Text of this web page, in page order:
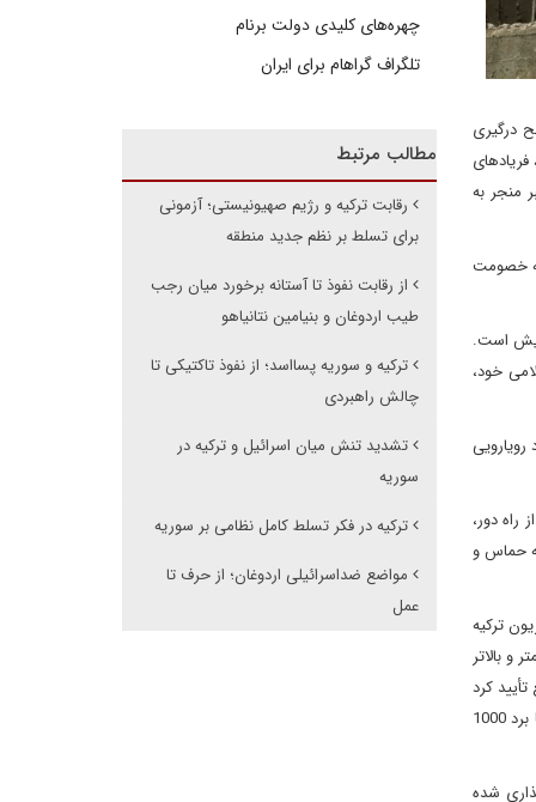
درگیری
منجر به
خصومت
است.
خود،
راه دور،
حماس و
ترکیه
است. به گفته وی «ما تصمیم گرفته ایم انبار موشک های خود را با برد 800 کیلومتر و بالاتر
تأیید کرد
که ترکیه به سمت توسعه‌ی برد موشکی خود بیش از آن‌چه حتی اعلام کرده است رفته، درحالی که تا پیش از این تنها صحبت از موشک های بالستیک با برد 1000
شده
چهره‌های کلیدی دولت برنام
تلگراف گراهام برای ایران
مطالب مرتبط
رقابت ترکیه و رژیم صهیونیستی؛ آزمونی
برای تسلط بر نظم جدید منطقه
از رقابت نفوذ تا آستانه برخورد میان رجب
طیب اردوغان و بنیامین نتانیاهو
ترکیه و سوریه پسااسد؛ از نفوذ تاکتیکی تا
چالش راهبردی
تشدید تنش میان اسرائیل و ترکیه در
سوریه
ترکیه در فکر تسلط کامل نظامی بر سوریه
مواضع ضداسرائیلی اردوغان؛ از حرف تا
عمل